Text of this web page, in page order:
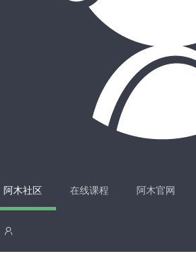
阿木社区 在线课程 阿木官网